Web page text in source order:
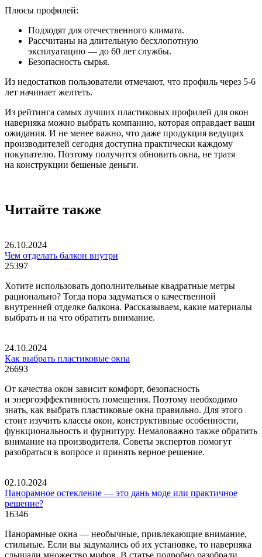
Плюсы профилей:
Подходят для отечественного климата.
Рассчитаны на длительную бесхлопотную
эксплуатацию — до 60 лет службы.
Безопасность сырья.
Из недостатков пользователи отмечают, что профиль через 5-6
лет начинает желтеть.
Из рейтинга самых лучших пластиковых профилей для окон
наверняка можно выбрать компанию, которая оправдает ваши
ожидания. И не менее важно, что даже продукция ведущих
производителей сегодня доступна практически каждому
покупателю. Поэтому получится обновить окна, не тратя
на конструкции бешеные деньги.
Читайте также
26.10.2024
Чем отделать балкон внутри
25397
Хотите использовать дополнительные квадратные метры
рационально? Тогда пора задуматься о качественной
внутренней отделке балкона. Рассказываем, какие материалы
выбрать и на что обратить внимание.
24.10.2024
Как выбрать пластиковые окна
26693
От качества окон зависит комфорт, безопасность
и энергоэффективность помещения. Поэтому необходимо
знать, как выбрать пластиковые окна правильно. Для этого
стоит изучить классы окон, конструктивные особенности,
функциональность и фурнитуру. Немаловажно также обратить
внимание на производителя. Советы экспертов помогут
разобраться в вопросе и принять верное решение.
02.10.2024
Панорамное остекление — это дань моде или практичное
решение?
16346
Панорамные окна — необычные, привлекающие внимание,
стильные. Если вы задумались об их установке, то наверняка
слышали множество мифов. В статье подробно разобрали